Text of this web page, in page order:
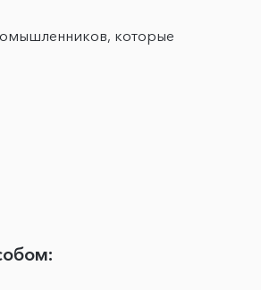
которые